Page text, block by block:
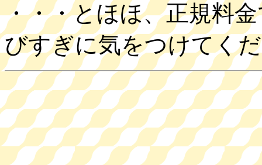
・・・とほほ、正規料
びすぎに気をつけてく